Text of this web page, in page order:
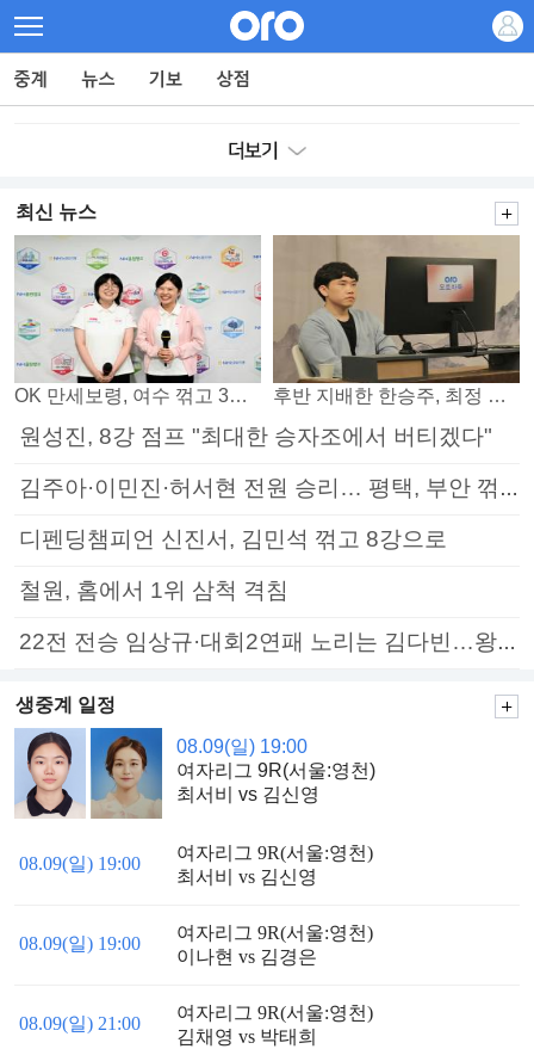
최신 뉴스
OK 만세보령, 여수 꺾고 3연패 탈출 후반 지배한 한승주, 최정 꺾고 8강 진출
원성진, 8강 점프 "최대한 승자조에서 버티겠다"
김주아·이민진·허서현 전원 승리… 평택, 부안 꺾고 5연승
디펜딩챔피언 신진서, 김민석 꺾고 8강으로
철원, 홈에서 1위 삼척 격침
22전 전승 임상규·대회2연패 노리는 김다빈…왕중왕전 16강 7일부터
생중계 일정
08.09(일) 19:00
여자리그 9R(서울:영천)
최서비 vs 김신영
08.09(일) 19:00
여자리그 9R(서울:영천)
최서비 vs 김신영
08.09(일) 19:00
여자리그 9R(서울:영천)
이나현 vs 김경은
08.09(일) 21:00
여자리그 9R(서울:영천)
김채영 vs 박태희